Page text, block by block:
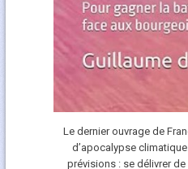
Le dernier ouvrage de
d’apocalypse
prévisions : se délivrer de